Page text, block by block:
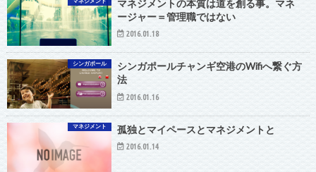
マネジメントの本質は道を創る事。マネ
ージャー＝管理職ではない
2016.01.18
シンガポール
シンガポールチャンギ空港のWifiへ繋ぐ方
法
2016.01.16
マネジメント 孤独とマイペースとマネジメントと
2016.01.14